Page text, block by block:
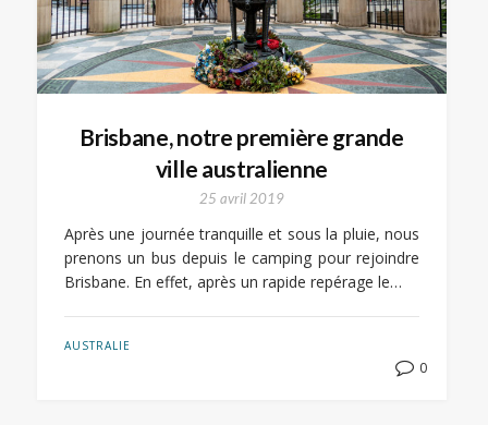
Brisbane, notre première grande
ville australienne
25 avril 2019
Après une journée tranquille et sous la pluie, nous
prenons un bus depuis le camping pour rejoindre
Brisbane. En effet, après un rapide repérage le…
AUSTRALIE
0